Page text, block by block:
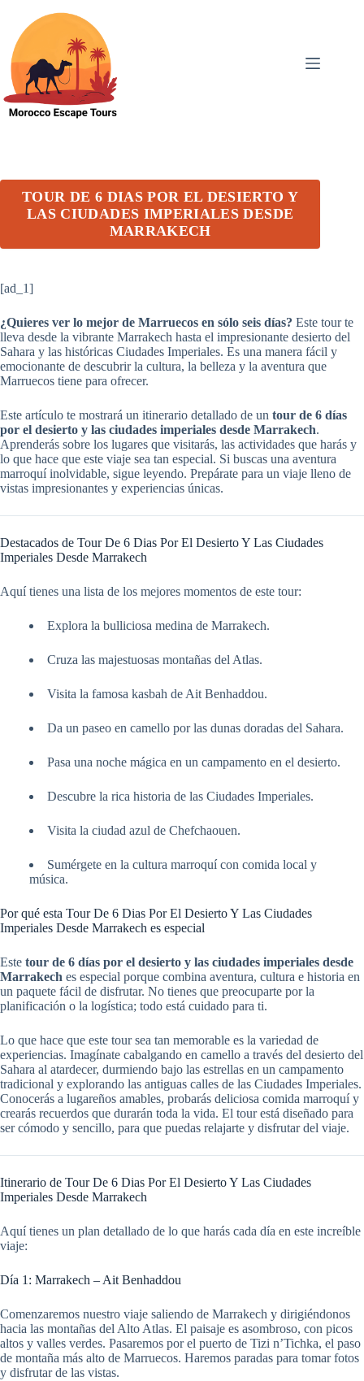
content
TOUR DE 6 DIAS POR EL DESIERTO Y
LAS CIUDADES IMPERIALES DESDE
MARRAKECH
[ad_1]
¿Quieres ver lo mejor de Marruecos en sólo seis días? Este tour te
lleva desde la vibrante Marrakech hasta el impresionante desierto del
Sahara y las históricas Ciudades Imperiales. Es una manera fácil y
emocionante de descubrir la cultura, la belleza y la aventura que
Marruecos tiene para ofrecer.
Este artículo te mostrará un itinerario detallado de un tour de 6 días
por el desierto y las ciudades imperiales desde Marrakech.
Aprenderás sobre los lugares que visitarás, las actividades que harás y
lo que hace que este viaje sea tan especial. Si buscas una aventura
marroquí inolvidable, sigue leyendo. Prepárate para un viaje lleno de
vistas impresionantes y experiencias únicas.
Destacados de Tour De 6 Dias Por El Desierto Y Las Ciudades
Imperiales Desde Marrakech
Aquí tienes una lista de los mejores momentos de este tour:
Explora la bulliciosa medina de Marrakech.
Cruza las majestuosas montañas del Atlas.
Visita la famosa kasbah de Ait Benhaddou.
Da un paseo en camello por las dunas doradas del Sahara.
Pasa una noche mágica en un campamento en el desierto.
Descubre la rica historia de las Ciudades Imperiales.
Visita la ciudad azul de Chefchaouen.
Sumérgete en la cultura marroquí con comida local y
música.
Por qué esta Tour De 6 Dias Por El Desierto Y Las Ciudades
Imperiales Desde Marrakech es especial
Este tour de 6 días por el desierto y las ciudades imperiales desde
Marrakech es especial porque combina aventura, cultura e historia en
un paquete fácil de disfrutar. No tienes que preocuparte por la
planificación o la logística; todo está cuidado para ti.
Lo que hace que este tour sea tan memorable es la variedad de
experiencias. Imagínate cabalgando en camello a través del desierto del
Sahara al atardecer, durmiendo bajo las estrellas en un campamento
tradicional y explorando las antiguas calles de las Ciudades Imperiales.
Conocerás a lugareños amables, probarás deliciosa comida marroquí y
crearás recuerdos que durarán toda la vida. El tour está diseñado para
ser cómodo y sencillo, para que puedas relajarte y disfrutar del viaje.
Itinerario de Tour De 6 Dias Por El Desierto Y Las Ciudades
Imperiales Desde Marrakech
Aquí tienes un plan detallado de lo que harás cada día en este increíble
viaje:
Día 1: Marrakech – Ait Benhaddou
Comenzaremos nuestro viaje saliendo de Marrakech y dirigiéndonos
hacia las montañas del Alto Atlas. El paisaje es asombroso, con picos
altos y valles verdes. Pasaremos por el puerto de Tizi n’Tichka, el paso
de montaña más alto de Marruecos. Haremos paradas para tomar fotos
y disfrutar de las vistas.